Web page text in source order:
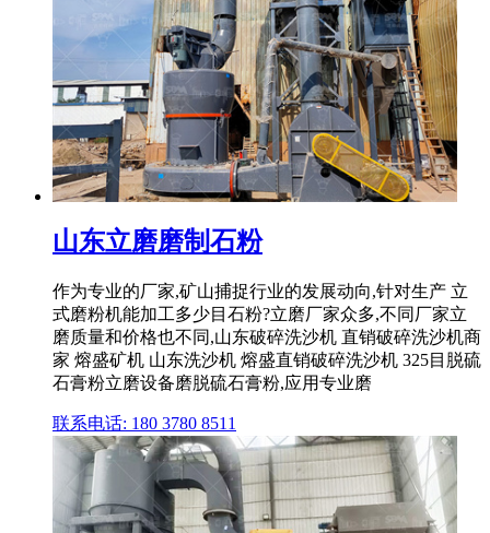
山东立磨磨制石粉
作为专业的厂家,矿山捕捉行业的发展动向,针对生产 立
式磨粉机能加工多少目石粉?立磨厂家众多,不同厂家立
磨质量和价格也不同,山东破碎洗沙机 直销破碎洗沙机商
家 熔盛矿机 山东洗沙机 熔盛直销破碎洗沙机 325目脱硫
石膏粉立磨设备磨脱硫石膏粉,应用专业磨
联系电话: 180 3780 8511